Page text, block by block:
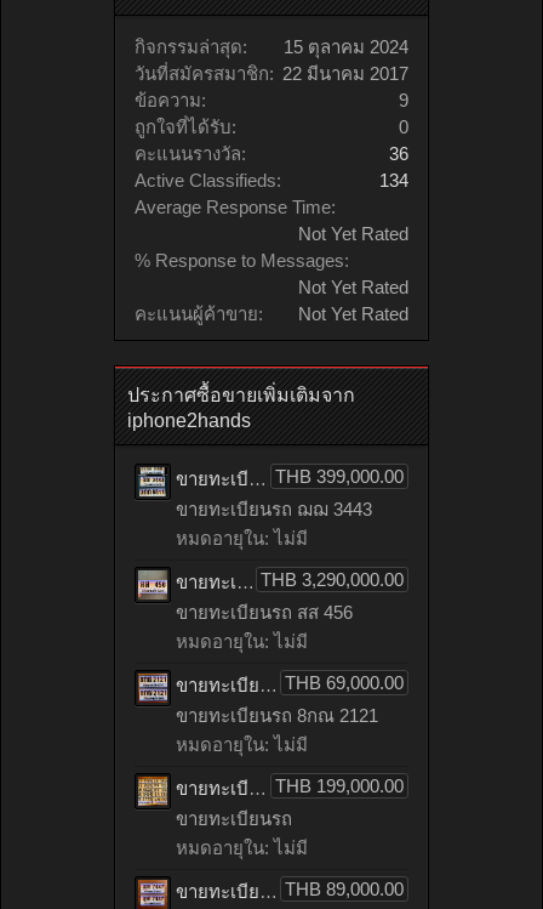
กิจกรรมล่าสุด:
15 ตุลาคม 2024
วันที่สมัครสมาชิก: 22 มีนาคม 2017
ข้อความ:
9
ถูกใจที่ได้รับ:
0
คะแนนรางวัล:
36
Active Classifieds:
134
Average Response Time:
Not Yet Rated
% Response to Messages:
Not Yet Rated
คะแนนผู้ค้าขาย:
Not Yet Rated
ประกาศซื้อขายเพิ่มเติมจาก
iphone2hands
THB 399,000.00
ขายทะเบียนรถ ฌฌ 3443
ขายทะเบียนรถ ฌฌ 3443
หมดอายุใน: ไม่มี
THB 3,290,000.00
ขายทะเบียนรถ สส 456
ขายทะเบียนรถ สส 456
หมดอายุใน: ไม่มี
THB 69,000.00
ขายทะเบียนรถ 8กณ 2121
ขายทะเบียนรถ 8กณ 2121
หมดอายุใน: ไม่มี
THB 199,000.00
ขายทะเบียนรถ ป้ายทอง ฆ ป้ายใหม่เอี่ยม มือ 1
ขายทะเบียนรถ
หมดอายุใน: ไม่มี
THB 89,000.00
ขายทะเบียนรถ ญฬ 7447